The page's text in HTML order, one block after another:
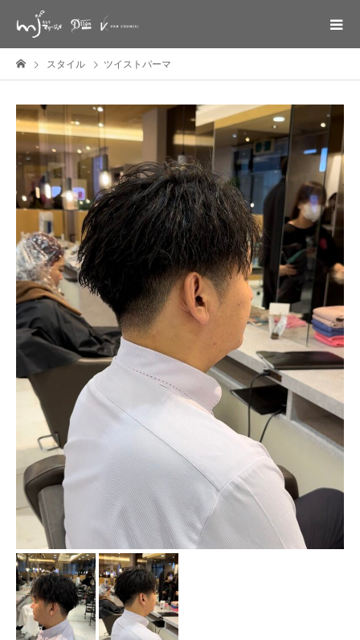
スタイル ツイストパーマ